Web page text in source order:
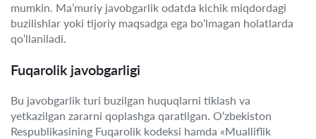
mumkin. Ma’muriy javobgarlik odatda kichik miqdordagi
buzilishlar yoki tijoriy maqsadga ega bo‘lmagan holatlarda
qo‘llaniladi.
Fuqarolik javobgarligi
Bu javobgarlik turi buzilgan huquqlarni tiklash va
yetkazilgan zararni qoplashga qaratilgan. O‘zbekiston
Respublikasining Fuqarolik kodeksi hamda «Mualliflik